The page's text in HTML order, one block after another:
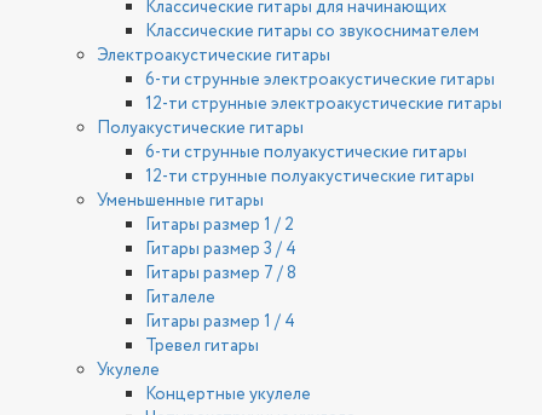
Классические гитары для начинающих
Классические гитары со звукоснимателем
Электроакустические гитары
6-ти струнные электроакустические гитары
12-ти струнные электроакустические гитары
Полуакустические гитары
6-ти струнные полуакустические гитары
12-ти струнные полуакустические гитары
Уменьшенные гитары
Гитары размер 1 / 2
Гитары размер 3 / 4
Гитары размер 7 / 8
Гиталеле
Гитары размер 1 / 4
Тревел гитары
Укулеле
Концертные укулеле